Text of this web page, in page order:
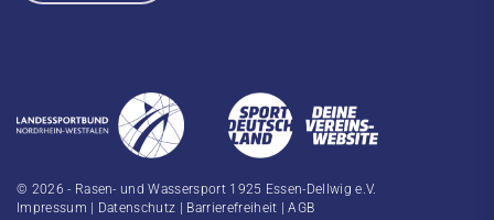
© 2026 - Rasen- und Wassersport 1925 Essen-Dellwig e.V.
Impressum
Datenschutz Barrierefreiheit |AGB